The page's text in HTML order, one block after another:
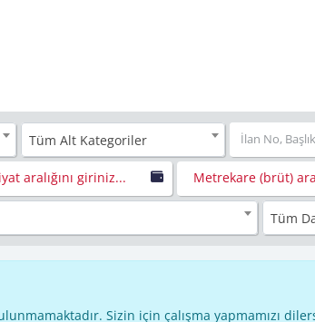
Tüm Alt Kategoriler
aralığını giriniz... Metrekare (brüt)
Tüm
Sizin için çalışma yapmamızı